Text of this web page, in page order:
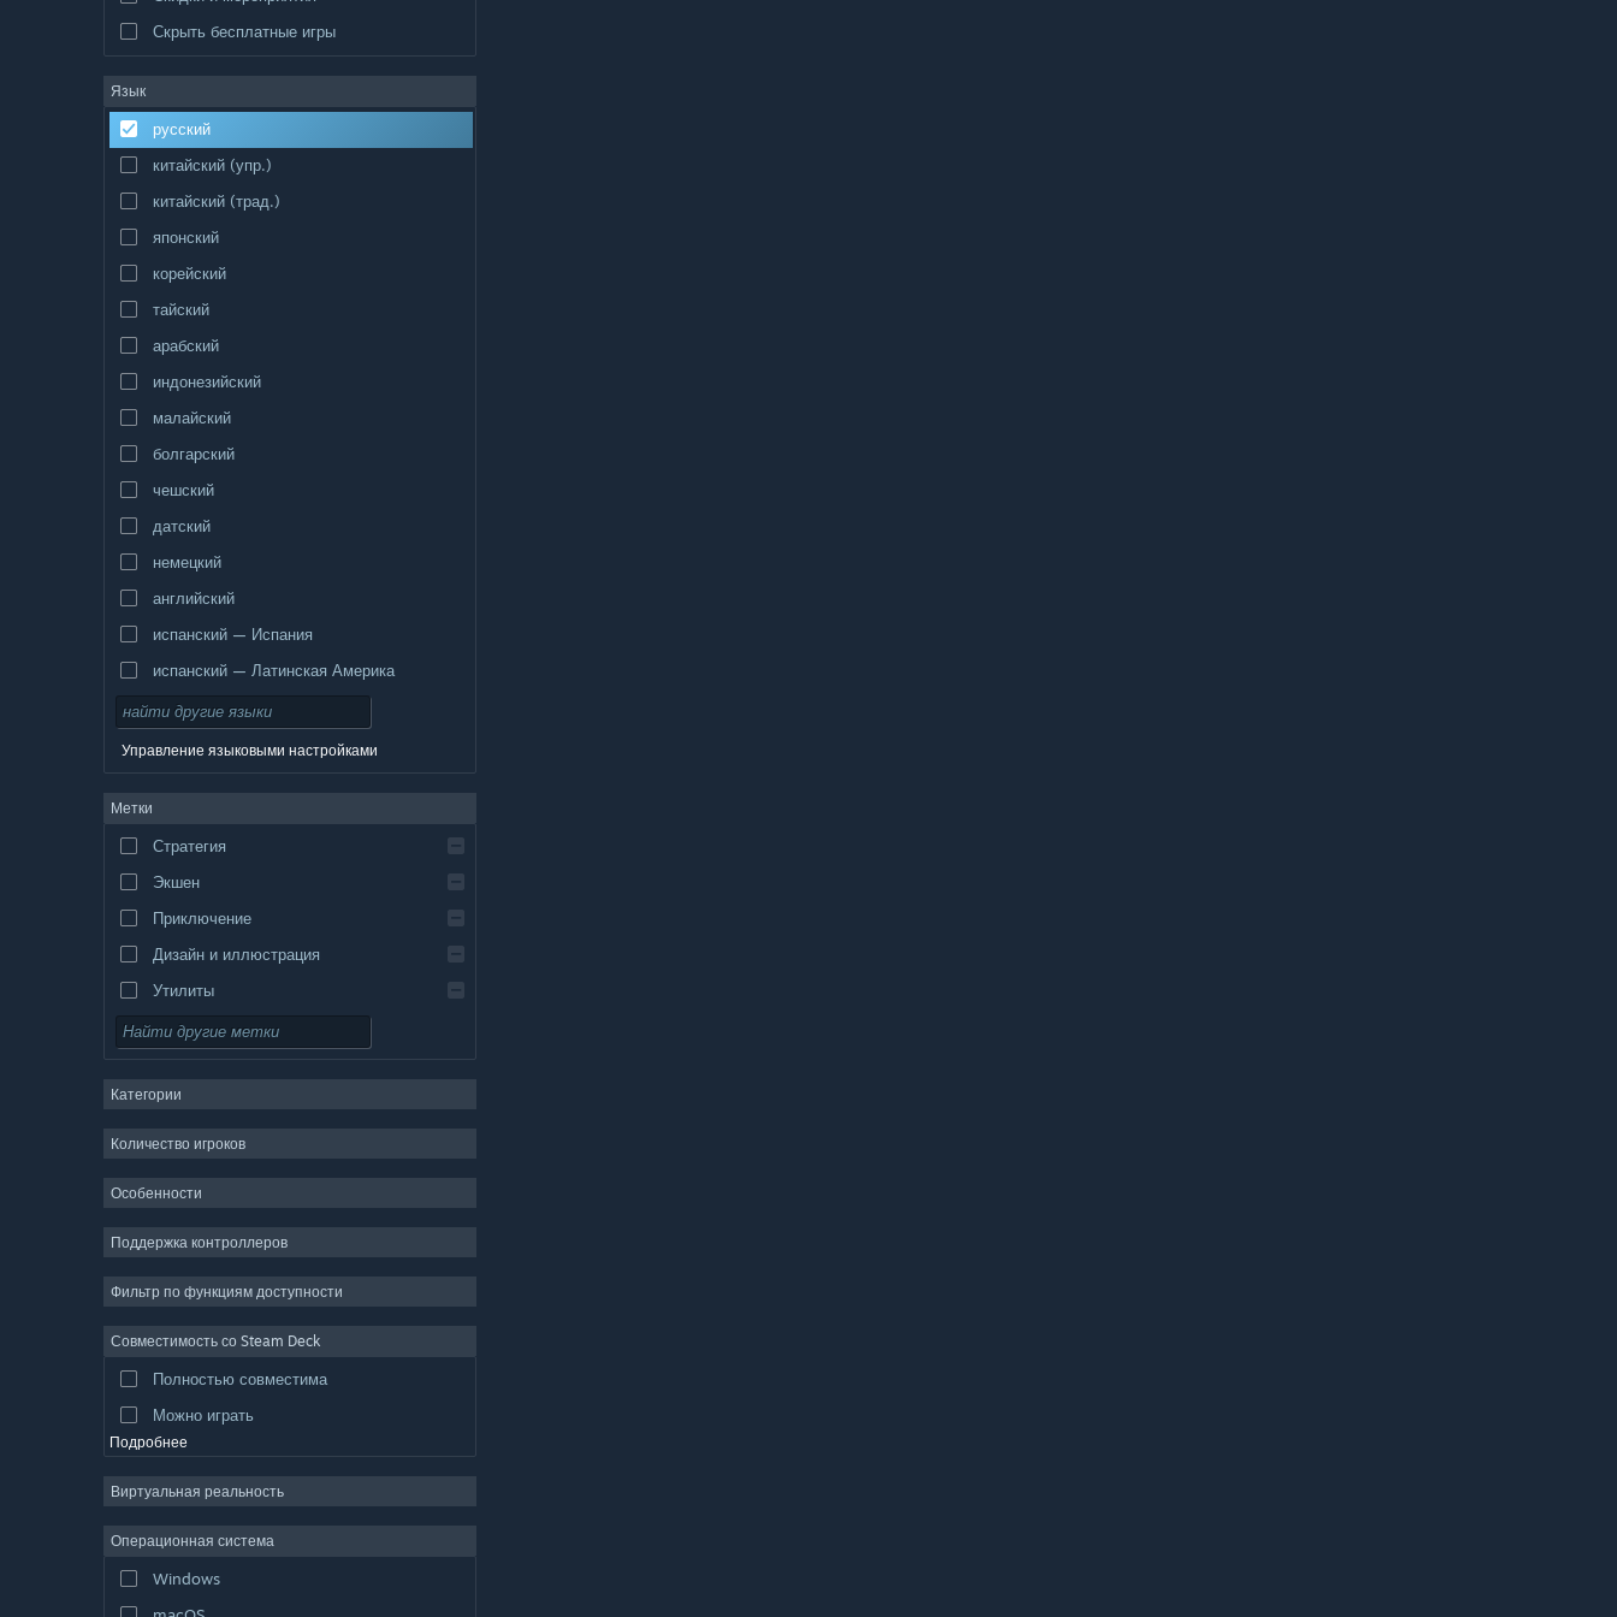
Скрыть бесплатные игры
Язык
русский
китайский (упр.)
китайский (трад.)
японский
корейский
тайский
арабский
индонезийский
малайский
болгарский
чешский
датский
немецкий
английский
испанский — Испания
испанский — Латинская Америка
Управление языковыми настройками
Метки
Стратегия
Экшен
Приключение
Дизайн и иллюстрация
Утилиты
Бесплатная игра
ММО
Симулятор
Видеопродакшн
Обработка фото
Категории
Количество игроков
Особенности
Поддержка контроллеров
Фильтр по функциям доступности
Совместимость со Steam Deck
Полностью совместима
Можно играть
Подробнее
Виртуальная реальность
Операционная система
Windows